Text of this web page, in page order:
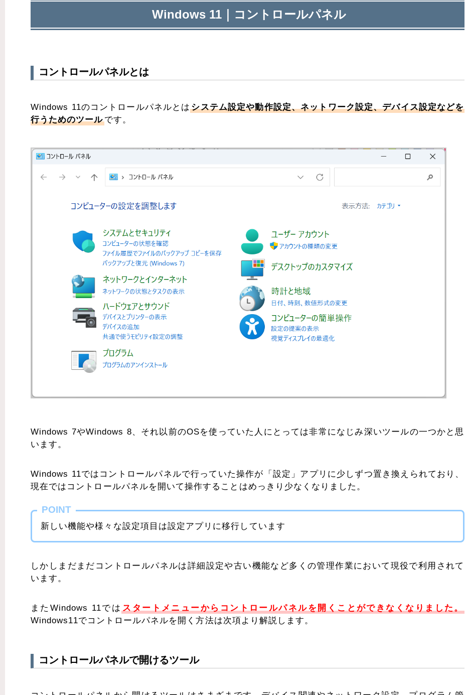
Windows 11｜コントロールパネル
コントロールパネルとは
Windows 11のコントロールパネルとはシステム設定や動作設定、ネットワーク設定、デバイス設定などを
行うためのツールです。
Windows 7やWindows 8、それ以前のOSを使っていた人にとっては非常になじみ深いツールの一つかと思
います。
Windows 11ではコントロールパネルで行っていた操作が「設定」アプリに少しずつ置き換えられており、
現在ではコントロールパネルを開いて操作することはめっきり少なくなりました。
POINT
新しい機能や様々な設定項目は設定アプリに移行しています
しかしまだまだコントロールパネルは詳細設定や古い機能など多くの管理作業において現役で利用されて
います。
またWindows 11では スタートメニューからコントロールパネルを開くことができなくなりました。
Windows11でコントロールパネルを開く方法は次項より解説します。
コントロールパネルで開けるツール